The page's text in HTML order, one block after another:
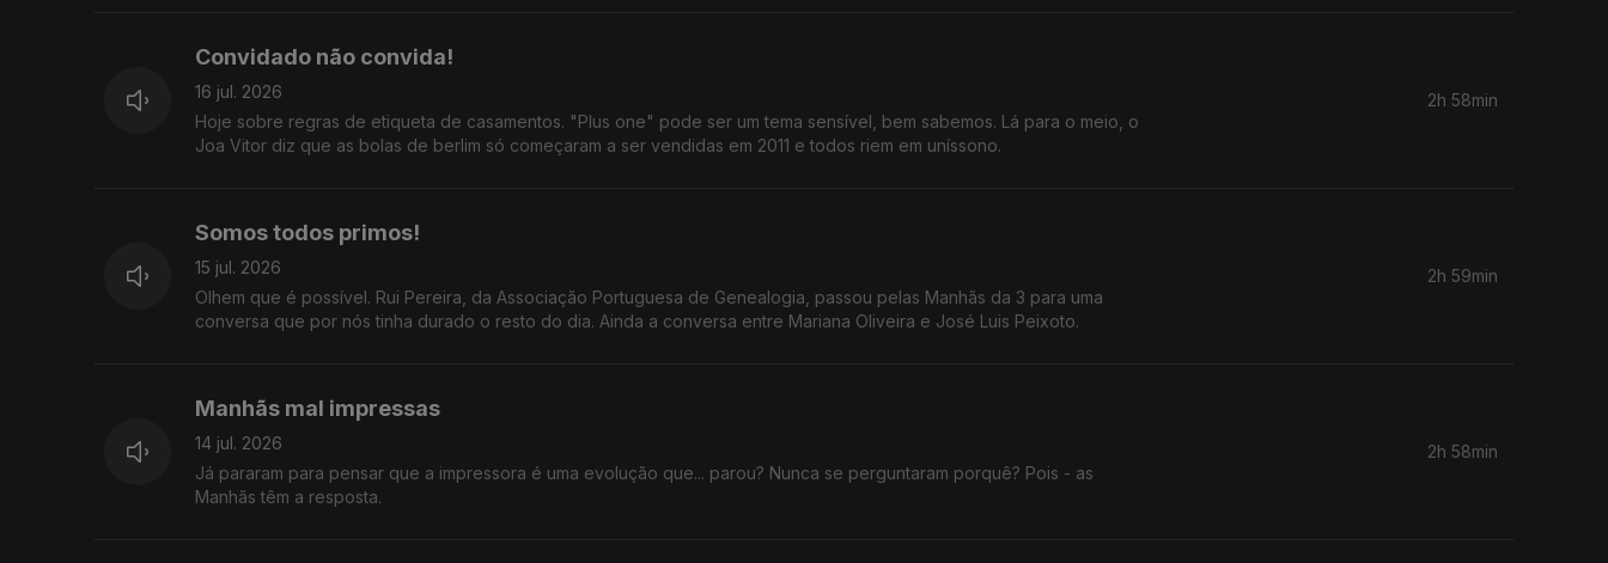
Convidado não convida!
16 jul. 2026
Hoje sobre regras de etiqueta de casamentos. "Plus one" pode ser um tema sensível, bem sabemos. Lá para o meio, o
Joa Vitor diz que as bolas de berlim só começaram a ser vendidas em 2011 e todos riem em uníssono.
2h 58min
Somos todos primos!
15 jul. 2026
Olhem que é possível. Rui Pereira, da Associação Portuguesa de Genealogia, passou pelas Manhãs da 3 para uma
conversa que por nós tinha durado o resto do dia. Ainda a conversa entre Mariana Oliveira e José Luis Peixoto.
2h 59min
Manhãs mal impressas
14 jul. 2026
Já pararam para pensar que a impressora é uma evolução que... parou? Nunca se perguntaram porquê? Pois - as
Manhãs têm a resposta.
2h 58min